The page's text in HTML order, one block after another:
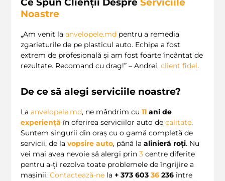
Ce Spun Clienții Despre Serviciile
Noastre
„Am venit la anvelopele.md pentru a remedia
zgarieturile de pe plasticul auto. Echipa a fost
extrem de profesională și am fost foarte încântat de
rezultate. Recomand cu drag!” – Andrei, client fidel.
De ce să alegi serviciile noastre?
La anvelopele.md, ne mândrim cu 11 ani de
experiență în oferirea serviciilor auto de calitate.
Suntem singurii din oraș cu o gamă completă de
servicii, de la vopsire auto, până la alinieră roți. Nu
vei mai avea nevoie să alergi prin 3 centre diferite
pentru a-ți rezolva toate problemele de îngrijire a
mașinii. Contactează-ne la + 373 603 36 236 între